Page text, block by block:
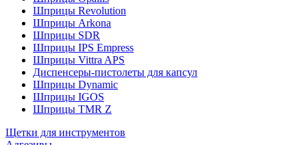
Шприцы Revolution
Шприцы Arkona
Шприцы SDR
Шприцы IPS Empress
Шприцы Vittra APS
Диспенсеры-пистолеты для капсул
Шприцы Dynamic
Шприцы IGOS
Шприцы TMR Z
Щетки для инструментов